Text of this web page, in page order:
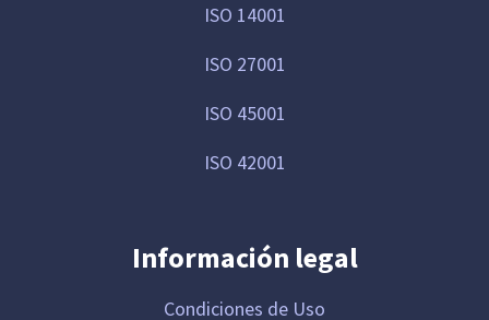
ISO 14001
ISO 27001
ISO 45001
ISO 42001
Información legal
Condiciones de Uso